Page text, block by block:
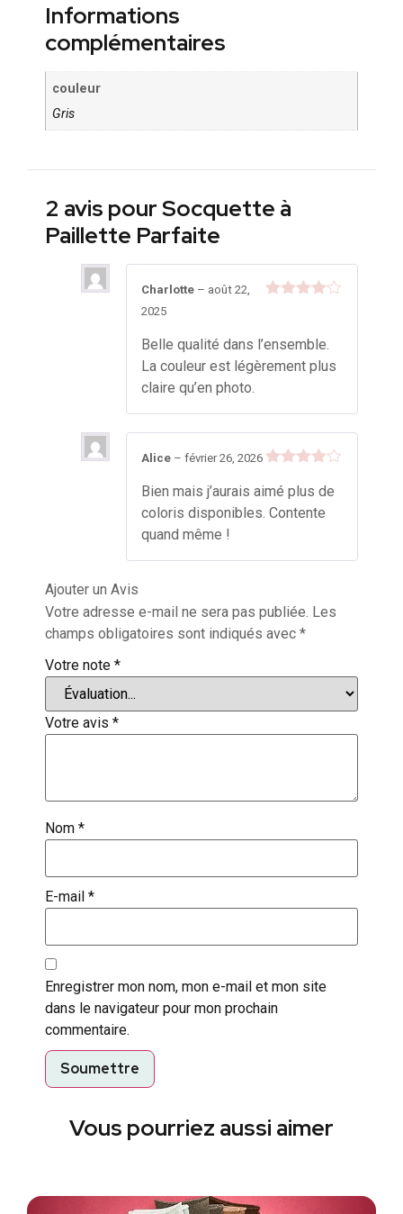
Informations
complémentaires
couleur
Gris
2 avis pourSocquette à
Paillette Parfaite
Charlotte – août 22,
2025
Belle qualité dans l’ensemble.
La couleur est légèrement plus
claire qu’en photo.
sur 5
Alice – février 26, 2026
Bien mais j’aurais aimé plus de
coloris disponibles. Contente
quand même !
Ajouter un Avis
Votre adresse e-mail ne sera pas publiée. Les
champs obligatoires sont indiqués avec *
Votre note *
Votre avis *
Nom *
E-mail *
Enregistrer mon nom, mon e-mail et mon site
dans le navigateur pour mon prochain
commentaire.
Vous pourriez aussi aimer